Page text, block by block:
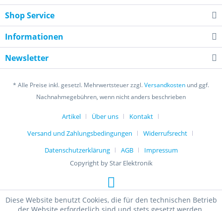
Shop Service
Informationen
Newsletter
* Alle Preise inkl. gesetzl. Mehrwertsteuer zzgl.Versandkosten und ggf.
Nachnahmegebühren, wenn nicht anders beschrieben
Artikel Über uns
Kontakt
Versand und Zahlungsbedingungen
Widerrufsrecht
Datenschutzerklärung
AGB
Impressum
Copyright by Star Elektronik
Diese Website benutzt Cookies, die für den technischen Betrieb